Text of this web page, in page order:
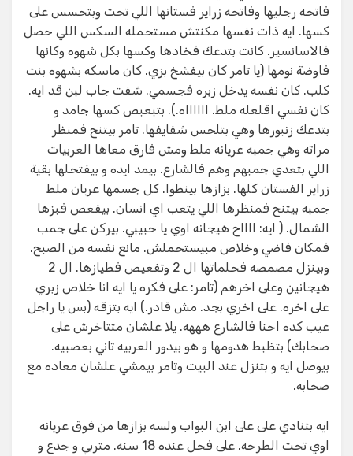
فاتحه رجليها وفاتحه زراير فستانها اللي تحت وبتحسس على
كسها. ايه ذات نفسها مكنتش مستحمله السكس اللي حصل
فالاسانسير. كانت بتدعك فخادها وكسها بكل شهوه وكانها
فاوضة نومها (يا تامر كان بيفشخ بزي. كان ماسكه بشهوه بنت
كلب. كان نفسه يدخل زبره فجسمي. شفت جاب لبن قد ايه.
كان نفسي اقلعله ملط. ااااااه.). بتبعبص كسها جامد و
بتدعك زنبورها وهي بتلحس شفايفها. تامر بيتنح فمنظر
مراته وهي جمبه عريانه ملط ومش فارق معاها العربيات
اللي بتعدي جمبهم وهم فالشارع. بيمد ايده و بيفتحلها بقية
زراير الفستان كلها. بزازها بينطوا. كل جسمها عريان ملط
جمبه بيتنح فمنظرها اللي يتعب اي انسان. بيفعص فبزها
الشمال. ( ايه: ااااح هيجانه اوي يا حبيبي. بيركن على جمب
فمكان فاضي وخلاص مبيستحملش. مانع نفسه من الصبح.
وبينزل مصمصه فحلماتها ال 2 وتفعيص فطيازها. ال 2
هيجانين وعلى اخرهم (تامر: على فكره يا ايه انا خلاص زبري
على اخره. على اخري بجد. مش قادر.) ايه بتزقه (بس يا راجل
عيب كده احنا فالشارع هههه. يلا علشان متتاخرش على
صحابك) بتظبط هدومها و هو بيدور العربيه تاني بعصبيه.
بيوصل ايه و بتنزل عند البيت وتامر بيمشي علشان معاده مع
صحابه.
ايه بتنادي على على ابن البواب ولسه بزازها من فوق عريانه
اوي تحت الطرحه. على فحل عنده 18 سنه. متربي و جدع و